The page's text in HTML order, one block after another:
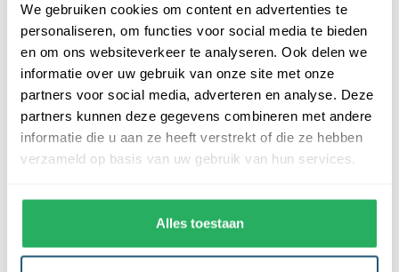
We gebruiken cookies om content en advertenties te
personaliseren, om functies voor social media te bieden
en om ons websiteverkeer te analyseren. Ook delen we
informatie over uw gebruik van onze site met onze
partners voor social media, adverteren en analyse. Deze
partners kunnen deze gegevens combineren met andere
informatie die u aan ze heeft verstrekt of die ze hebben
verzameld op basis van uw gebruik van hun services.
Alles toestaan
toernooien. Met de 'Trots op Onze Helden' vlag laat jij zien onze
leeuwen te steunen. Vlaggen zorgen dan voor extra sfeer.
kenmerken van de Trots op onze helden
vlag
Deze oranje vlag heeft in het midden een zwarte driehoek waar
groot een leeuwenkop op staat. De leeuw is natuurlijk
land. Deze vlag is verkrijgbaar in 4 verschillende formaten en is
gemaakt van glanspolyester vlaggendoek. Hierdoor komt de
kleur oranje mooi fel tot uiting. Daarnaast is de oranje vlag